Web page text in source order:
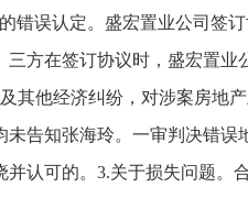
错误认定。盛宏置业公司签
三方在签订协议时，盛宏置业
其他经济纠纷，对涉案房地
未告知张海玲。一审判决错误
并认可的。3.关于损失问题。